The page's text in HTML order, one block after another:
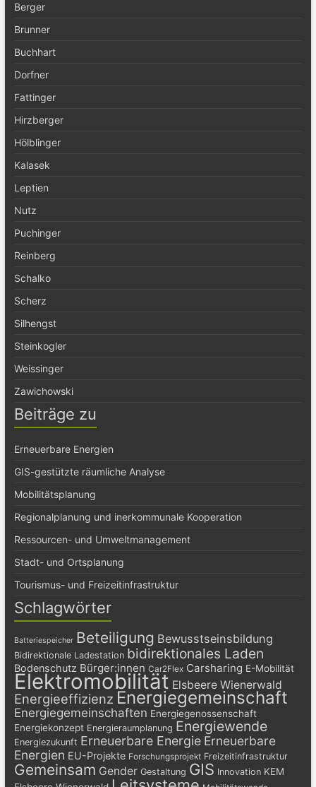
Berger
Brunner
Buchhart
Dorfner
Fattinger
Hirzberger
Hölblinger
Kalasek
Leptien
Nutz
Puchinger
Reinberg
Schalko
Scherz
Silhengst
Steinkogler
Weissinger
Zawichowski
Beiträge zu
Erneuerbare Energien
GIS-gestützte räumliche Analyse
Mobilitätsplanung
Regionalplanung und inerkommunale Kooperation
Ressourcen- und Umweltmanagement
Stadt- und Ortsplanung
Tourismus- und Freizeitinfrastruktur
Schlagwörter
Batteriespeicher Beteiligung Bewusstseinsbildung
Bidirektionale Ladestation bidirektionales Laden
Bodenschutz Bürger:innen Car2Flex Carsharing E-Mobilität
Elektromobilität Elsbeere Wienerwald
Energieeffizienz Energiegemeinschaft
Energiegemeinschaften Energiegenossenschaft
Energiekonzept Energieraumplanung Energiewende
Energiezukunft Erneuerbare Energie Erneuerbare
Energien EU-Projekte Forschungsprojekt Freizeitinfrastruktur
Gemeinsam Gender Gestaltung GIS Innovation KEM